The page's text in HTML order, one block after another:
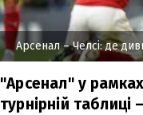
Арсенал – Челсі: де
"Арсенал" у рамках
турнірній